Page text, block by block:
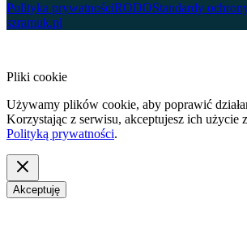
Polityka prywatnościRODOStandardy
szramuk.pl
Pliki cookie
Używamy plików cookie, aby poprawić
Korzystając z serwisu, akceptujesz ich użycie
Polityką prywatności.
Akceptuję